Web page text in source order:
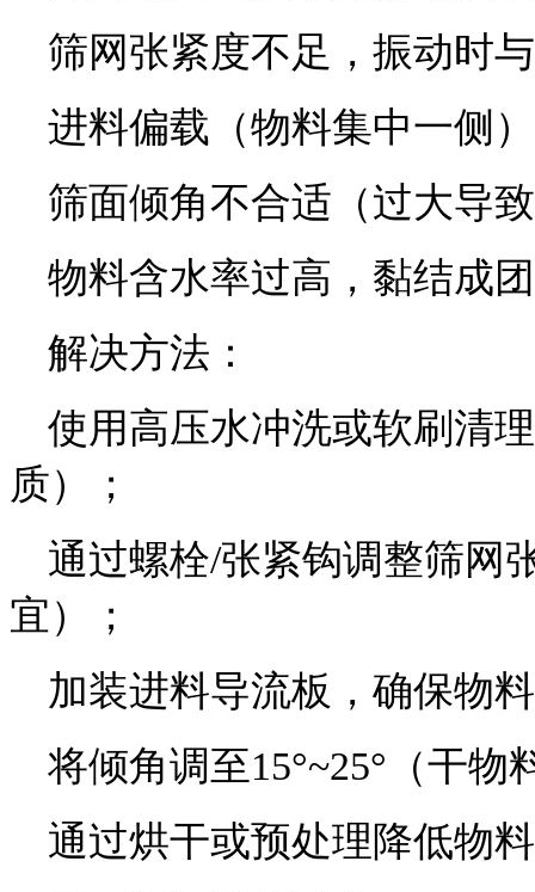
筛网张紧度不足，振动时
进料偏载（物料集中一侧
筛面倾角不合适（过大导
物料含水率过高，黏结成
解决方法：
使用高压水冲洗或软刷清
质）；
通过螺栓/张紧钩调整筛网
宜）；
加装进料导流板，确保物
将倾角调至15°~25°（干
通过烘干或预处理降低物